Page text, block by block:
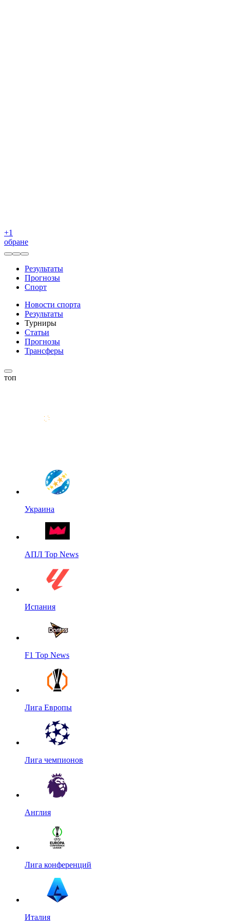
+1
обране
Результаты
Прогнозы
Спорт
Новости спорта
Результаты
Турниры
Статьи
Прогнозы
Трансферы
топ
Украина
АПЛ Top News
Испания
F1 Top News
Лига Европы
Лига чемпионов
Англия
Лига конференций
Италия